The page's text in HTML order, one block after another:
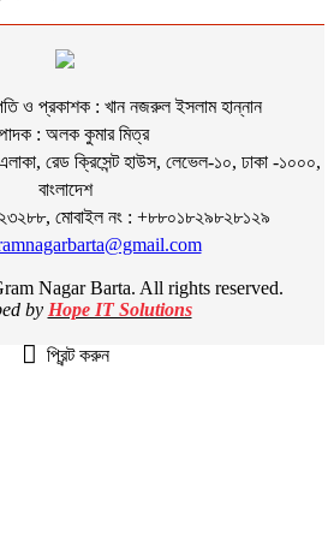
ও প্রকাশক : খান নজরুল ইসলাম হান্নান
: অলক কুমার মিত্র
রেড ক্রিসেন্ট হাউস, লেভেল-১০, ঢাকা -১০০০,
বাংলাদেশ
মোবাইল নং : +৮৮০১৮২৯৮২৮১২৯
Nagar Barta. All rights reserved.
by Hope IT Solutions
প্রিন্ট করুন